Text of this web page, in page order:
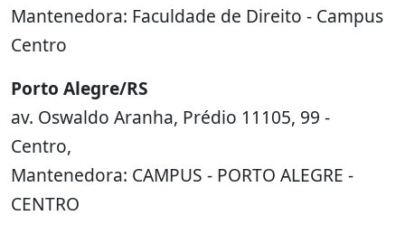
Mantenedora: Faculdade de Direito - Campus
Centro
Porto Alegre/RS
av. Oswaldo Aranha, Prédio 11105, 99 -
Centro,
Mantenedora: CAMPUS - PORTO ALEGRE -
CENTRO